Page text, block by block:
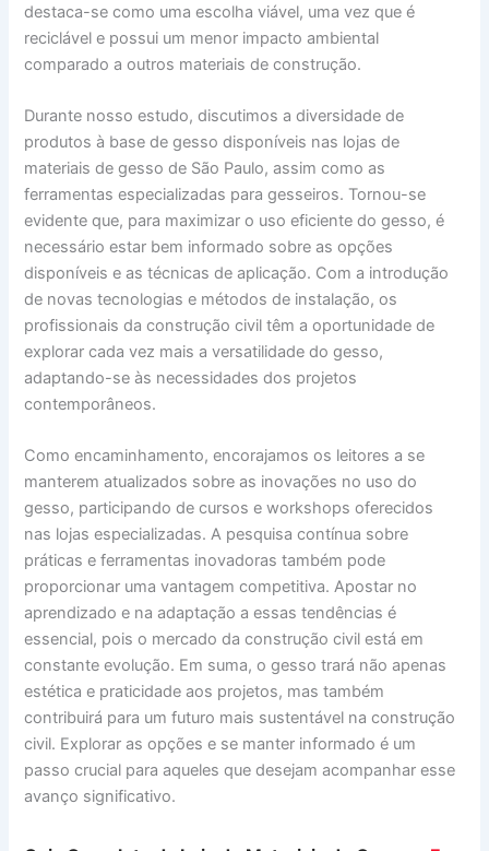
destaca-se como uma escolha viável, uma vez que é
reciclável e possui um menor impacto ambiental
comparado a outros materiais de construção.
Durante nosso estudo, discutimos a diversidade de
produtos à base de gesso disponíveis nas lojas de
materiais de gesso de São Paulo, assim como as
ferramentas especializadas para gesseiros. Tornou-se
evidente que, para maximizar o uso eficiente do gesso, é
necessário estar bem informado sobre as opções
disponíveis e as técnicas de aplicação. Com a introdução
de novas tecnologias e métodos de instalação, os
profissionais da construção civil têm a oportunidade de
explorar cada vez mais a versatilidade do gesso,
adaptando-se às necessidades dos projetos
contemporâneos.
Como encaminhamento, encorajamos os leitores a se
manterem atualizados sobre as inovações no uso do
gesso, participando de cursos e workshops oferecidos
nas lojas especializadas. A pesquisa contínua sobre
práticas e ferramentas inovadoras também pode
proporcionar uma vantagem competitiva. Apostar no
aprendizado e na adaptação a essas tendências é
essencial, pois o mercado da construção civil está em
constante evolução. Em suma, o gesso trará não apenas
estética e praticidade aos projetos, mas também
contribuirá para um futuro mais sustentável na construção
civil. Explorar as opções e se manter informado é um
passo crucial para aqueles que desejam acompanhar esse
avanço significativo.